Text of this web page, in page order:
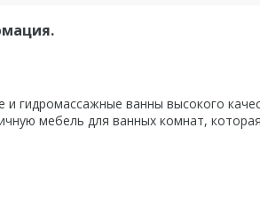
ванны высокого
мебель для ванных комнат,